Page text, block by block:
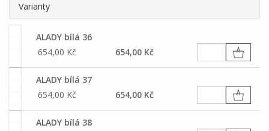
Varianty
ALADY bílá 36
654,00 Kč
654,00 Kč
ALADY bílá 37
654,00 Kč
654,00 Kč
ALADY bílá 38